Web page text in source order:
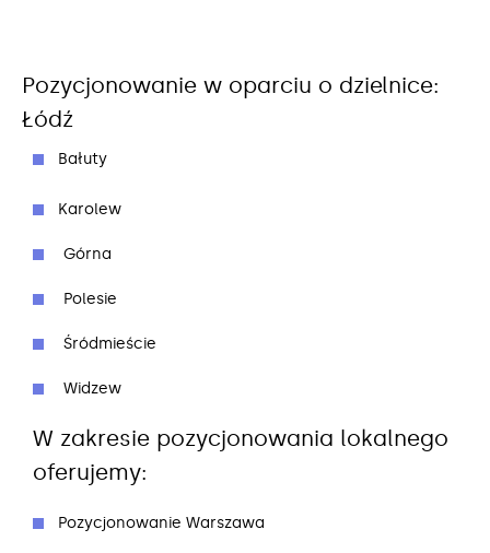
Pozycjonowanie w oparciu o dzielnice:
Łódź
Bałuty
Karolew
Górna
Polesie
Śródmieście
Widzew
W zakresie pozycjonowania lokalnego
oferujemy:
Pozycjonowanie Warszawa